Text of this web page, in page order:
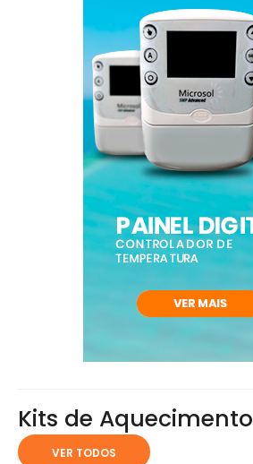
Kits de Aquecimento
VER TODOS